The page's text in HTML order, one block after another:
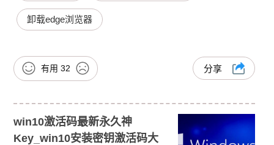
卸载edge浏览器
有用 32 分享
win10激活码最新永久神
Key_win10安装密钥激活码大